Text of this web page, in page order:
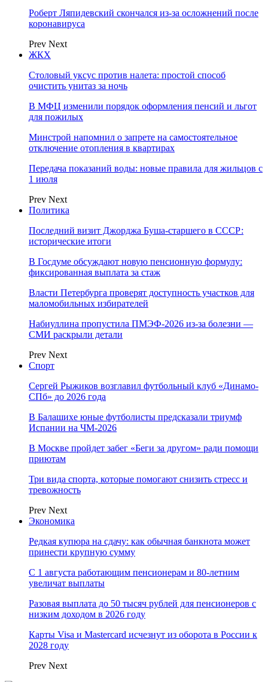
Роберт Ляпидевский скончался из-за осложнений после
коронавируса
Prev Next
ЖКХ
Столовый уксус против налета: простой способ
очистить унитаз за ночь
В МФЦ изменили порядок оформления пенсий и льгот
для пожилых
Минстрой напомнил о запрете на самостоятельное
отключение отопления в квартирах
Передача показаний воды: новые правила для жильцов с
1 июля
Prev Next
Политика
Последний визит Джорджа Буша-старшего в СССР:
исторические итоги
В Госдуме обсуждают новую пенсионную формулу:
фиксированная выплата за стаж
Власти Петербурга проверят доступность участков для
маломобильных избирателей
Набиуллина пропустила ПМЭФ-2026 из-за болезни —
СМИ раскрыли детали
Prev Next
Спорт
Сергей Рыжиков возглавил футбольный клуб «Динамо-
СПб» до 2026 года
В Балашихе юные футболисты предсказали триумф
Испании на ЧМ-2026
В Москве пройдет забег «Беги за другом» ради помощи
приютам
Три вида спорта, которые помогают снизить стресс и
тревожность
Prev Next
Экономика
Редкая купюра на сдачу: как обычная банкнота может
принести крупную сумму
С 1 августа работающим пенсионерам и 80-летним
увеличат выплаты
Разовая выплата до 50 тысяч рублей для пенсионеров с
низким доходом в 2026 году
Карты Visa и Mastercard исчезнут из оборота в России к
2028 году
Prev Next